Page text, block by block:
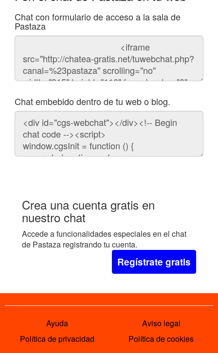
Chat con formulario de acceso a la sala de
Pastaza
Código
chat
Chat embebido dentro de tu web o blog.
Código
para
embeber
chat
Crea una cuenta gratis en
nuestro chat
Accede a funcionalidades especiales en el chat
de Pastaza registrando tu cuenta.
Regístrate gratis
Ayuda
Aviso legal
Política de privacidad
Política de cookies